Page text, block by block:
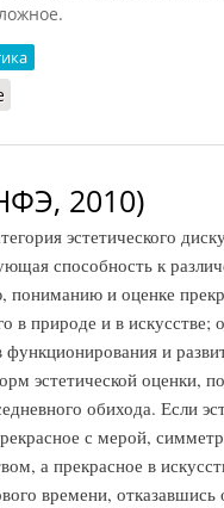
2010)
эстетического
способность к
пониманию и оценке
в природе и в искусстве;
и
эстетической оценки,
обихода. Если
с мерой,
а прекрасное в
времени, отказавшись